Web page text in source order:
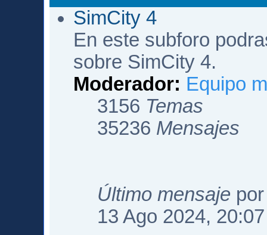
SimCity 4
En este subforo
sobre SimCity 4.
Moderador: Equipo
3156 Temas
35236 Mensajes
Último mensaje
13 Ago 2024, 20:07